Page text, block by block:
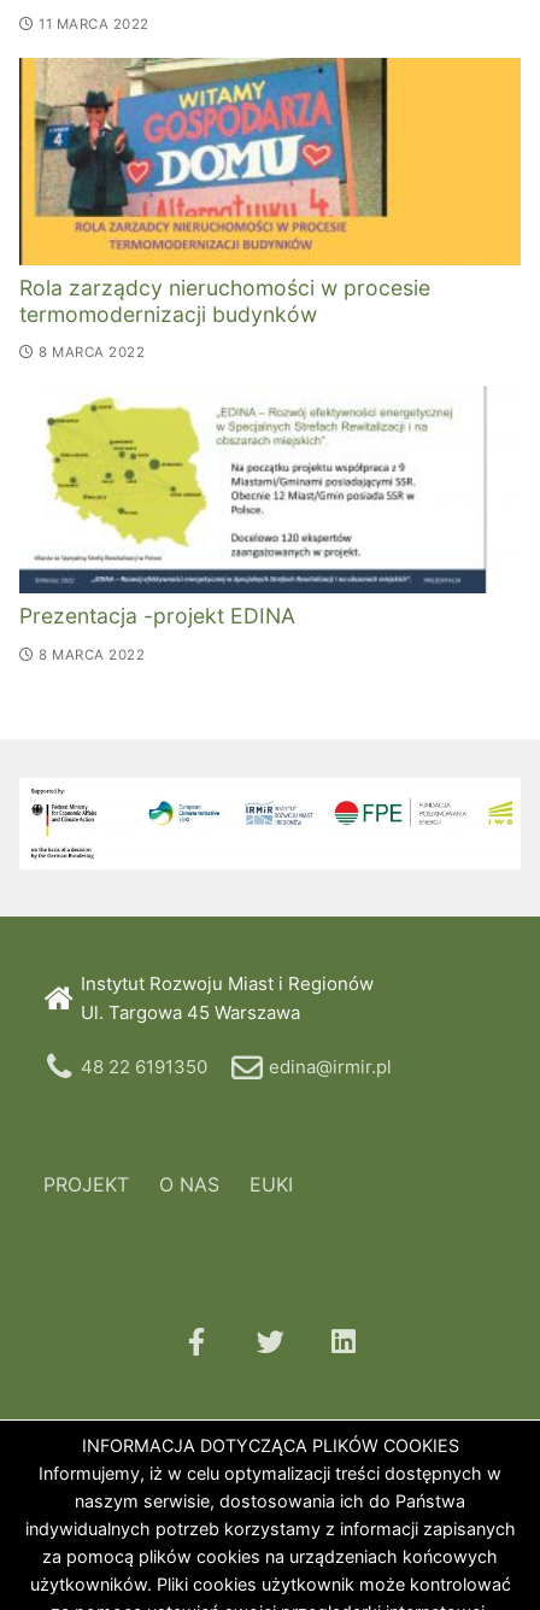
11 MARCA 2022
Rola zarządcy nieruchomości w procesie
termomodernizacji budynków
8 MARCA 2022
Prezentacja -projekt EDINA
8 MARCA 2022
Instytut Rozwoju Miast i Regionów
Ul. Targowa 45 Warszawa
48 22 6191350 edina@irmir.pl
PROJEKT O NAS EUKI
INFORMACJA DOTYCZĄCA PLIKÓW COOKIES
Informujemy, iż w celu optymalizacji treści dostępnych w
naszym serwisie, dostosowania ich do Państwa
indywidualnych potrzeb korzystamy z informacji zapisanych
za pomocą plików cookies na urządzeniach końcowych
użytkowników. Pliki cookies użytkownik może kontrolować